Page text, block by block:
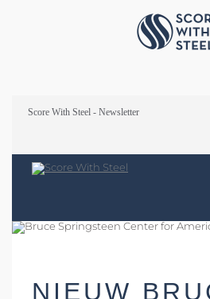
Terug naar hoofdinhoud
Score With Steel - Newsletter
NIEUW